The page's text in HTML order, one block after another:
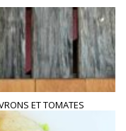
ET TOMATES